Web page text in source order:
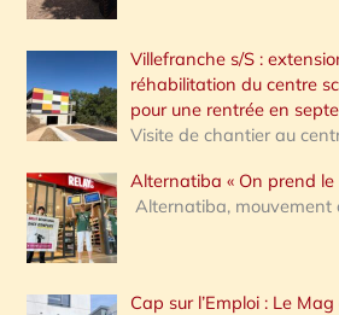
Villefranche s/S :
réhabilitation du centre
pour une rentrée en
Visite de chantier au
Alternatiba « On prend le
Alternatiba, mouvement
Cap sur l’Emploi : Le